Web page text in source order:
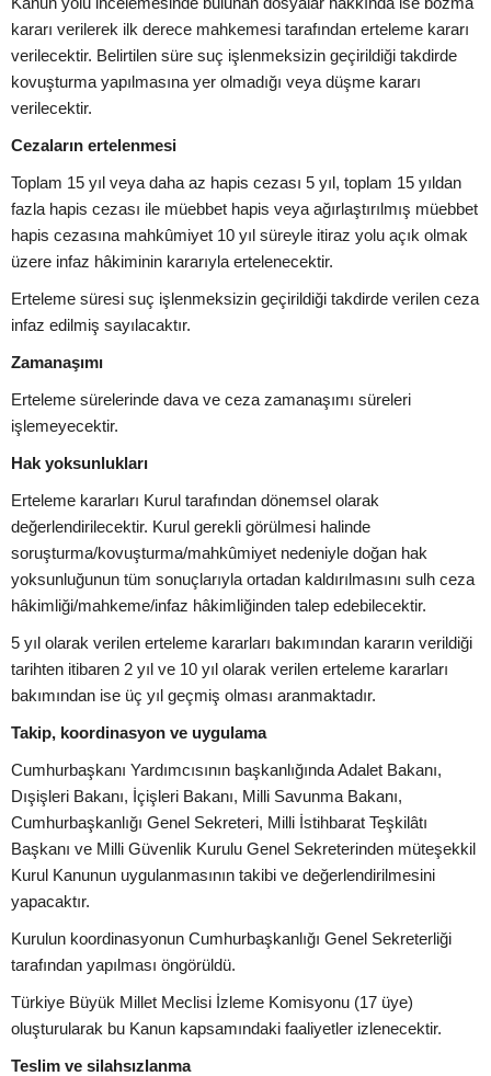
kararı verilerek ilk derece mahkemesi tarafından erteleme kararı
verilecektir. Belirtilen süre suç işlenmeksizin geçirildiği takdirde
kovuşturma yapılmasına yer olmadığı veya düşme kararı
verilecektir.
Cezaların ertelenmesi
Toplam 15 yıl veya daha az hapis cezası 5 yıl, toplam 15 yıldan
fazla hapis cezası ile müebbet hapis veya ağırlaştırılmış müebbet
hapis cezasına mahkûmiyet 10 yıl süreyle itiraz yolu açık olmak
üzere infaz hâkiminin kararıyla ertelenecektir.
Erteleme süresi suç işlenmeksizin geçirildiği takdirde verilen ceza
infaz edilmiş sayılacaktır.
Zamanaşımı
Erteleme sürelerinde dava ve ceza zamanaşımı süreleri
işlemeyecektir.
Hak yoksunlukları
Erteleme kararları Kurul tarafından dönemsel olarak
değerlendirilecektir. Kurul gerekli görülmesi halinde
soruşturma/kovuşturma/mahkûmiyet nedeniyle doğan hak
yoksunluğunun tüm sonuçlarıyla ortadan kaldırılmasını sulh ceza
hâkimliği/mahkeme/infaz hâkimliğinden talep edebilecektir.
5 yıl olarak verilen erteleme kararları bakımından kararın verildiği
tarihten itibaren 2 yıl ve 10 yıl olarak verilen erteleme kararları
bakımından ise üç yıl geçmiş olması aranmaktadır.
Takip, koordinasyon ve uygulama
Cumhurbaşkanı Yardımcısının başkanlığında Adalet Bakanı,
Dışişleri Bakanı, İçişleri Bakanı, Milli Savunma Bakanı,
Cumhurbaşkanlığı Genel Sekreteri, Milli İstihbarat Teşkilâtı
Başkanı ve Milli Güvenlik Kurulu Genel Sekreterinden müteşekkil
Kurul Kanunun uygulanmasının takibi ve değerlendirilmesini
yapacaktır.
Kurulun koordinasyonun Cumhurbaşkanlığı Genel Sekreterliği
tarafından yapılması öngörüldü.
Türkiye Büyük Millet Meclisi İzleme Komisyonu (17 üye)
oluşturularak bu Kanun kapsamındaki faaliyetler izlenecektir.
Teslim ve silahsızlanma